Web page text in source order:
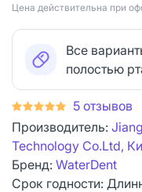
Цена действительна при
Все
полостью
5 отзывов
Производитель:
Technology Co.Ltd,
Бренд: WaterDent
Срок годности: